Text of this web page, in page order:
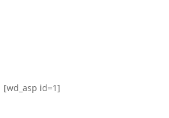
[wd_asp id=1]